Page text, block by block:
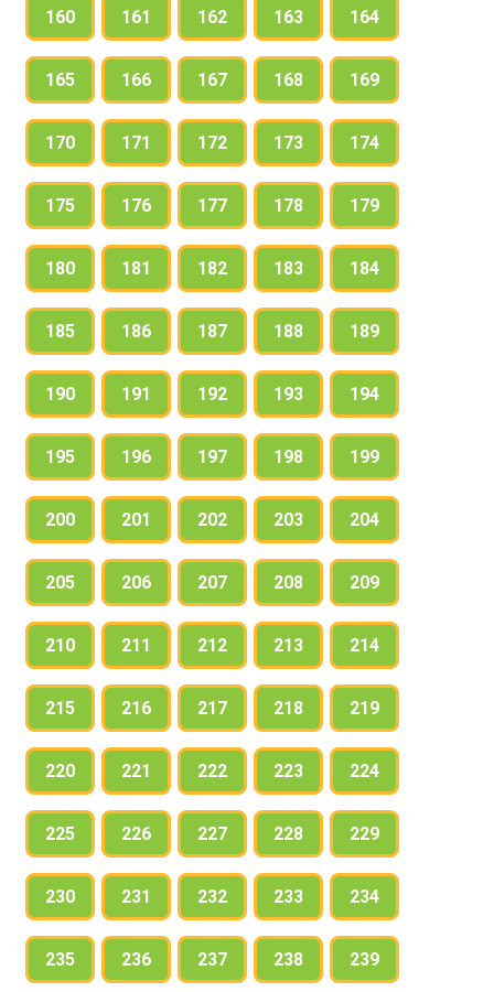
160 161 162 163 164
165 166 167 168 169
170 171 172 173 174
175 176 177 178 179
180 181 182 183 184
185 186 187 188 189
190 191 192 193 194
195 196 197 198 199
200 201 202 203 204
205 206 207 208 209
210 211 212 213 214
215 216 217 218 219
220 221 222 223 224
225 226 227 228 229
230 231 232 233 234
235 236 237 238 239